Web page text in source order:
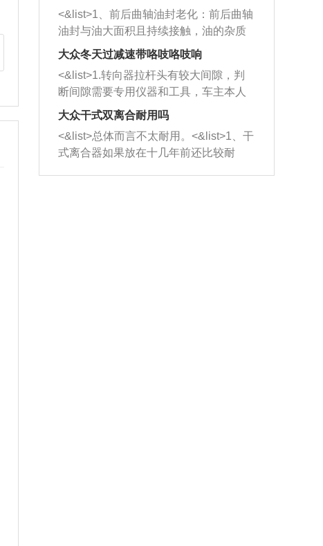
西取出来。但如果是因为积碳过多引起
的堵塞，就需要将三元催化器泡在草酸
洗剂对堵塞的情况得到解决，将清洗剂
放在燃油箱中，与燃油混合后，车辆启
动时，就可以和汽油一起进入到燃烧
室，最后形成废气排出，就可以让三元
催化器得到清洗，排气管堵塞的情况就
能够得到解决。
一圈半的练习，往右同样也要打相同的
圈数。 <&list>3、最后强调要反复练
习，这样就可以形成肌肉记忆，在真实
驾驶车辆时，不需要记忆也能打好方
向。
<&list>1、前后曲轴油封老化：前后曲轴
油封与油大面积且持续接触，油的杂质
和发动机内持续温度变化使其密封效果
逐渐减弱，导致渗油或漏油。<&list>2、
活塞间隙过大：积碳会使活塞环与缸体
的间隙扩大，导致机油流入燃烧室中，
造成烧机油。<&list>3、机油粘度。使用
机油粘度过小的话，同样会有烧机油现
象，机油粘度过小具有很好的流动性，
大众冬天过减速带咯吱咯吱响
<&list>1.转向器拉杆头有较大间隙，判
断间隙需要专用仪器和工具，车主本人
无法制作，需要将车辆送到修理厂或4s
店；<&list>2.车辆半轴套管防尘罩破
裂，破裂后会出现漏油现象，使半轴磨
损严重，磨损的半轴容易损坏，产生异
响；<&list>3.稳定器的转向胶套和球头
大众干式双离合耐用吗
<&list>总体而言不太耐用。<&list>1、干
式离合器如果放在十几年前还比较耐